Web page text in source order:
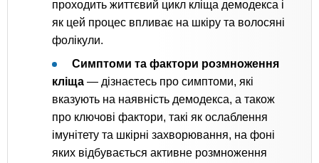
проходить життєвий цикл кліща демодекса і
як цей процес впливає на шкіру та волосяні
фолікули.
Симптоми та фактори розмноження
кліща — дізнаєтесь про симптоми, які
вказують на наявність демодекса, а також
про ключові фактори, такі як ослаблення
імунітету та шкірні захворювання, на фоні
яких відбувається активне розмноження